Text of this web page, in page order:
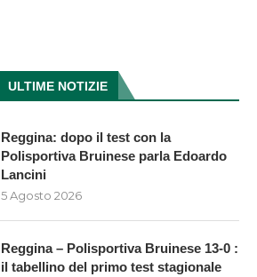
ULTIME NOTIZIE
Reggina: dopo il test con la
Polisportiva Bruinese parla Edoardo
Lancini
5 Agosto 2026
Reggina – Polisportiva Bruinese 13-0 :
il tabellino del primo test stagionale